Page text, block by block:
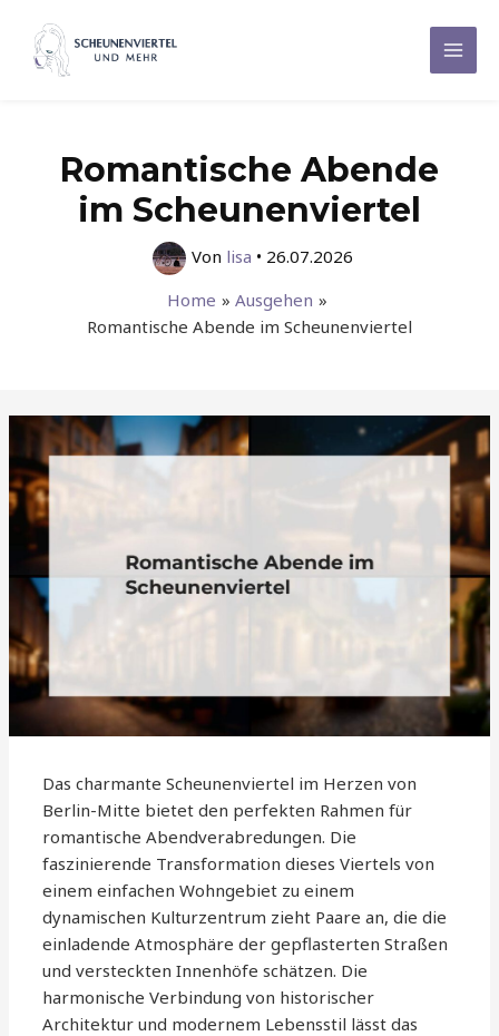
Inhalt
springen
Main
Romantische Abende
im Scheunenviertel
Von lisa • 26.07.2026
Home
Ausgehen
Romantische Abende im Scheunenviertel
Das charmante Scheunenviertel im Herzen von
Berlin-Mitte bietet den perfekten Rahmen für
romantische Abendverabredungen. Die
faszinierende Transformation dieses Viertels von
einem einfachen Wohngebiet zu einem
dynamischen Kulturzentrum zieht Paare an, die die
einladende Atmosphäre der gepflasterten Straßen
und versteckten Innenhöfe schätzen. Die
harmonische Verbindung von historischer
Architektur und modernem Lebensstil lässt das